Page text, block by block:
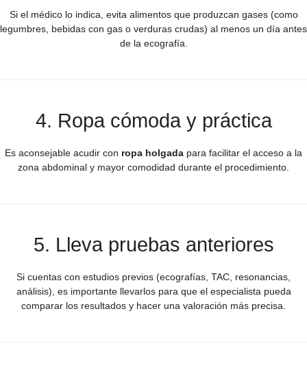
Si el médico lo indica, evita alimentos que produzcan gases (como
legumbres, bebidas con gas o verduras crudas) al menos un día antes
de la ecografía.
4. Ropa cómoda y práctica
Es aconsejable acudir con ropa holgada para facilitar el acceso a la
zona abdominal y mayor comodidad durante el procedimiento.
5. Lleva pruebas anteriores
Si cuentas con estudios previos (ecografías, TAC, resonancias,
análisis), es importante llevarlos para que el especialista pueda
comparar los resultados y hacer una valoración más precisa.